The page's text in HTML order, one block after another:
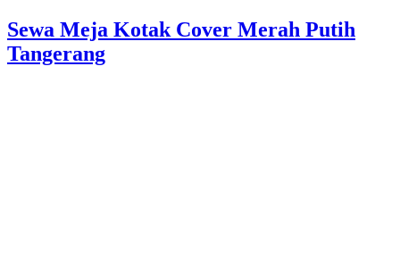
Sewa Meja Kotak Cover Merah Putih
Tangerang